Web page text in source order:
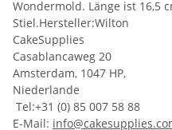
Wondermold. Länge ist 16,5
Stiel.Hersteller:Wilton
CakeSupplies
Casablancaweg 20
Amsterdam, 1047 HP,
Niederlande
Tel:+31 (0) 85 007 58 88
E-Mail: